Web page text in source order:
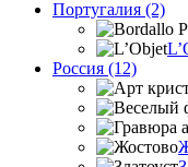
Португалия (2)
Россия (12)